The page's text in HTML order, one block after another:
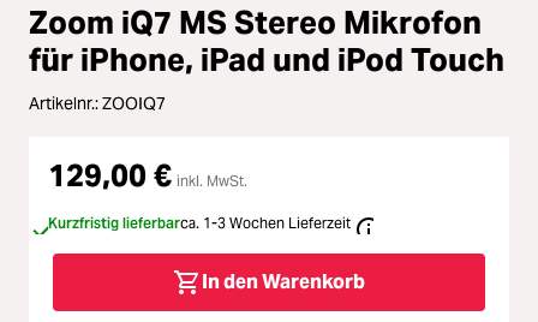
Licht & Studio
Ferngläser
Second Hand
Zoom iQ7 MS Stereo Mikrofon
für iPhone, iPad und iPod Touch
Artikelnr.:ZOOIQ7
129,00 € inkl. MwSt.
Kurzfristig lieferbarca. 1-3 Wochen Lieferzeit
In den Warenkorb